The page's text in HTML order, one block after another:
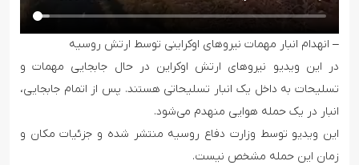
– انهدام انبار مهمات نیروهای اوکراینی توسط ارتش روسیه
در این ویدیو نیروهای ارتش اوکراین در حال جابجایی مهمات و
تسلیحات به داخل یک انبار تسلیحاتی هستند. پس از اتمام جابجایی،
انبار در یک حمله هوایی منهدم می‌شود.
این ویدیو توسط وزارت دفاع روسیه منتشر شده و جزئیات مکان و
زمان این حمله مشخص نیست.